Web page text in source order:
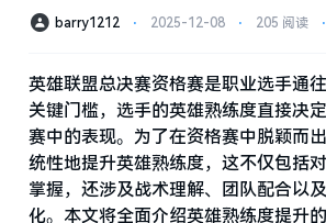
barry1212 ⋅ 2025-12-08 ⋅ 205 阅读 ⋅
英雄联盟总决赛资格赛是职业选手通
关键门槛，选手的英雄熟练度直接决
赛中的表现。为了在资格赛中脱颖而
统性地提升英雄熟练度，这不仅包括
掌握，还涉及战术理解、团队配合以
化。本文将全面介绍英雄熟练度提升